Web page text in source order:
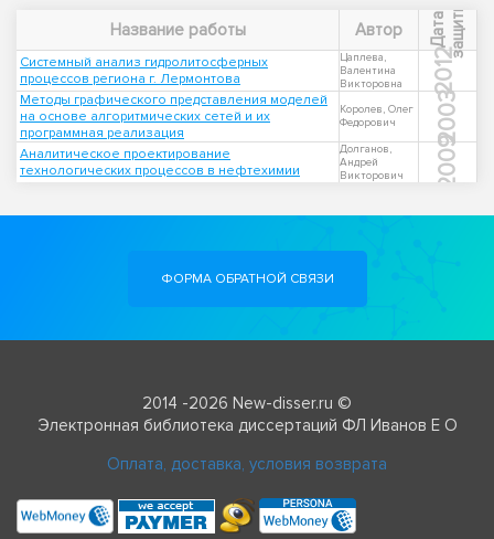
Название работы Автор Д
а
т
а
з
а
щ
и
т ы
Системный анализ гидролитосферных
процессов региона г. Лермонтова
Цаплева,
Валентина
Викторовна
2012
Методы графического представления моделей
на основе алгоритмических сетей и их
программная реализация
Королев, Олег
Федорович
2003
Аналитическое проектирование
технологических процессов в нефтехимии
Долганов,
Андрей
Викторович
2009
ФОРМА ОБРАТНОЙ СВЯЗИ
2014 -2026 New-disser.ru ©
Электронная библиотека диссертаций ФЛ Иванов Е О
Оплата, доставка, условия возврата